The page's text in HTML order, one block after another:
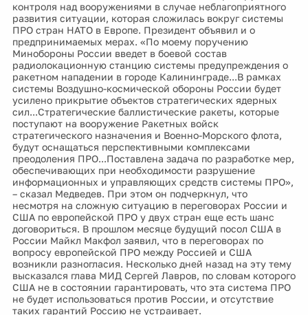
контроля над вооружениями в случае неблагоприятного
развития ситуации, которая сложилась вокруг системы
ПРО стран НАТО в Европе. Президент объявил и о
предпринимаемых мерах. «По моему поручению
Минобороны России введет в боевой состав
радиолокационную станцию системы предупреждения о
ракетном нападении в городе Калининграде...В рамках
системы Воздушно-космической обороны России будет
усилено прикрытие объектов стратегических ядерных
сил...Стратегические баллистические ракеты, которые
поступают на вооружение Ракетных войск
стратегического назначения и Военно-Морского флота,
будут оснащаться перспективными комплексами
преодоления ПРО...Поставлена задача по разработке мер,
обеспечивающих при необходимости разрушение
информационных и управляющих средств системы ПРО»,
– сказал Медведев. При этом он подчеркнул, что
несмотря на сложную ситуацию в переговорах России и
США по европейской ПРО у двух стран еще есть шанс
договориться. В прошлом месяце будущий посол США в
России Майкл Макфол заявил, что в переговорах по
вопросу европейской ПРО между Россией и США
возникли разногласия. Несколько дней назад на эту тему
высказался глава МИД Сергей Лавров, по словам которого
США не в состоянии гарантировать, что эта система ПРО
не будет использоваться против России, и отсутствие
таких гарантий Россию не устраивает.